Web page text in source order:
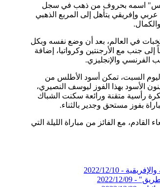
الأطلس" اسمه بحروف من ذهب في سجل
وإفريقي يتأهل إلى المربع الذهبي
في العالم، بعد أن وضع نفسه وبكل
أضلاع هذا المربع جنباً إلى جنب مع الأرجنتين وكرواتيا، إضافة
الفرنسي والإنجليزي.
السبت، تمكن أسود الأطلس من
الأسود بهذا الفوز ليوسف النصيري،
الأول للمباراة بكرة رأسية متقنة ورائعة سكنت الشباك
مع الفائز من مباراة الليلة التي
-
2022/12/10
-
2022/12/09